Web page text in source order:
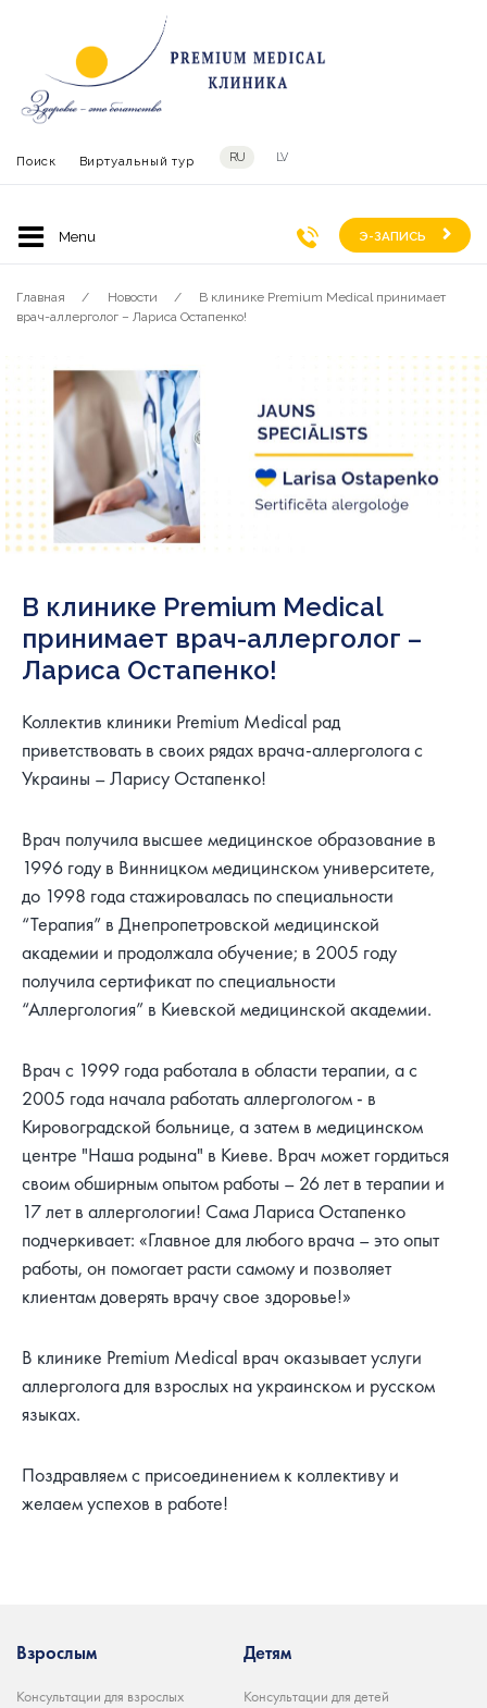
Поиск Виртуальный тур RU LV
Э-ЗАПИСЬ
Главная Новости
В клинике Premium Medical принимает
врач-аллерголог – Лариса Остапенко!
В клинике Premium Medical
принимает врач-аллерголог –
Лариса Остапенко!
Коллектив клиники Premium Medical рад
приветствовать в своих рядах врача-аллерголога с
Украины – Ларису Остапенко!
Врач получила высшее медицинское образование в
1996 году в Винницком медицинском университете,
до 1998 года стажировалась по специальности
“Терапия” в Днепропетровской медицинской
академии и продолжала обучение; в 2005 году
получила сертификат по специальности
“Аллергология” в Киевской медицинской академии.
Врач с 1999 года работала в области терапии, а с
2005 года начала работать аллергологом - в
Кировоградской больнице, а затем в медицинском
центре "Наша родына" в Киеве. Врач может гордиться
своим обширным опытом работы – 26 лет в терапии и
17 лет в аллергологии! Сама Лариса Остапенко
подчеркивает: «Главное для любого врача – это опыт
работы, он помогает расти самому и позволяет
клиентам доверять врачу свое здоровье!»
В клинике Premium Medical врач оказывает услуги
аллерголога для взрослых на украинском и русском
языках.
Поздравляем с присоединением к коллективу и
желаем успехов в работе!
Взрослым
Консультации для взрослых
Детям
Консультации для детей